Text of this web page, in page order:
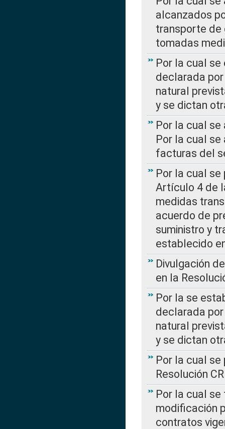
alcanzados
transporte de
tomadas
Por la cual
declarada
natural
y se dictan
Por la cual se
Por la cual
facturas del
Por la cual
Artículo 4 de
medidas
acuerdo de
suministro y
establecido
Divulgación
en la
Por la se
declarada
natural
y se dictan
Por la cual
Resolución
Por la cual
modificación
contratos